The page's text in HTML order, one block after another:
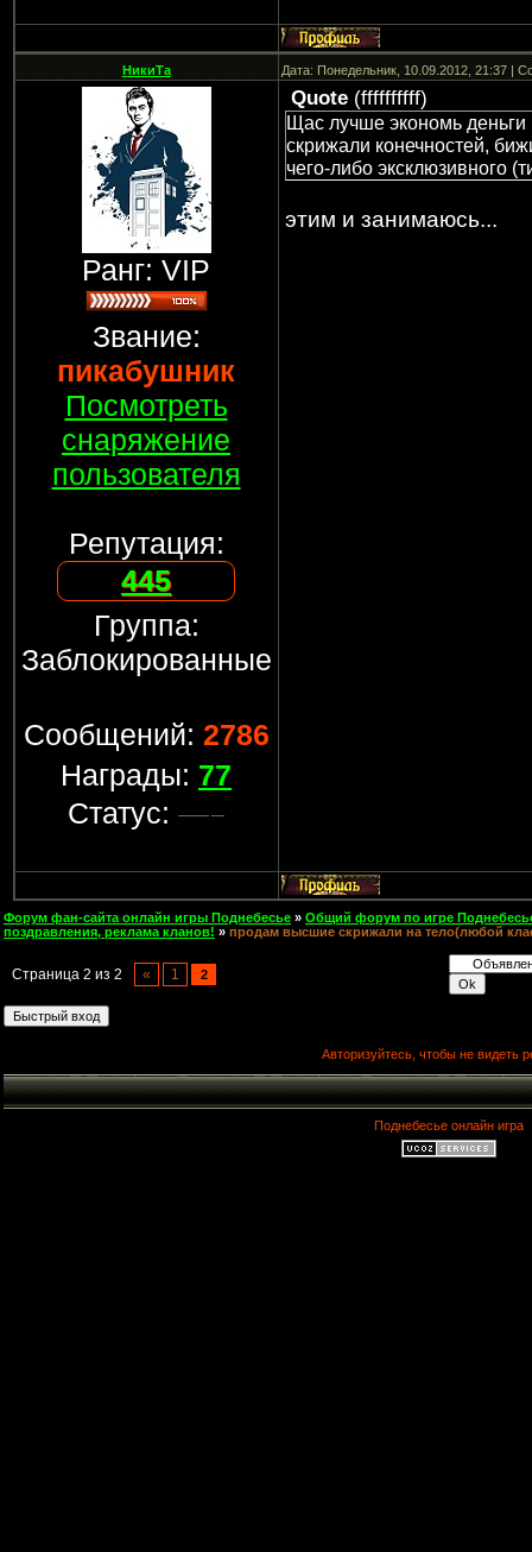
НикиТа Дата: Понедельник, 10.09.2012, 21:37 |
Ранг: VIP
Звание:
пикабушник
Посмотреть
снаряжение
пользователя
Репутация:
445
Группа:
Заблокированные
Сообщений: 2786
Награды: 77
Статус:
Quote(ffffffffff)
Щас лучше экономь
скрижали конечностей,
чего-либо эксклюзивного
этим и занимаюсь...
Форум фан-сайта онлайн игры Поднебесье » Общий форум по игре
поздравления, реклама кланов! » продам высшие скрижали на тело(любой
Страница 2 из 2 « 1 2
Авторизуйтесь, чтобы не видеть
Поднебесье онлайн игра